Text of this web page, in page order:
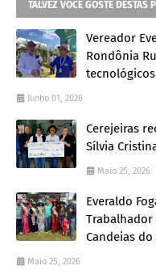
TALVEZ VOCÊ GOSTE DESTAS
Vereador
Rondônia
Junho 01, 2026
Cerejeiras
Sílvia
Maio 25, 2026
Everaldo
Candeias do
Maio 25, 2026